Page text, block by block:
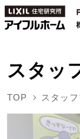
スタッ
TOP スタッ